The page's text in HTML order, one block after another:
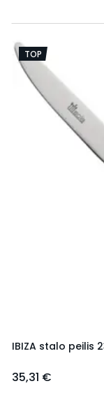
TOP
IBIZA stalo peilis
35,31 €